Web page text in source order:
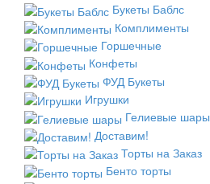
Букеты Баблс
Комплименты
Горшечные
Конфеты
ФУД Букеты
Игрушки
Гелиевые шары
Доставим!
Торты на Заказ
Бенто торты